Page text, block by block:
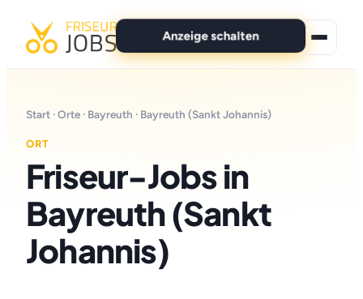
Anzeige schalten
Für Bewerber
Marken
News
Start ·Orte · Bayreuth · Bayreuth (Sankt Johannis)
ORT
Friseur-Jobs in
Bayreuth (Sankt
Johannis)